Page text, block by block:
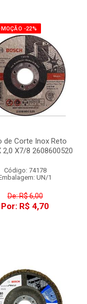
-22%
de Corte Inox Reto
2,0 X7/8 2608600520
Código: 74178
UN/1
De: R$ 6,00
Por: R$ 4,70